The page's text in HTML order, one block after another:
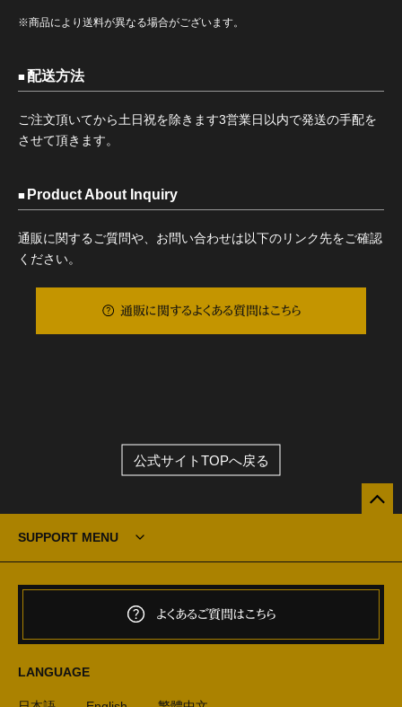
※商品により送料が異なる場合がございます。
配送方法
ご注文頂いてから土日祝を除きます3営業日以内で発送の手配を
させて頂きます。
Product About Inquiry
通販に関するご質問や、お問い合わせは以下のリンク先をご確認
ください。
通販に関するよくある質問はこちら
公式サイトTOPへ戻る
SUPPORT MENU
よくあるご質問はこちら
LANGUAGE